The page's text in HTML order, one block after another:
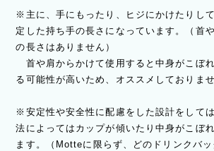
※主に、手にもったり、ヒジにかけたりし
定した持ち手の長さになっています。（首
の長さはありません）
首や肩からかけて使用すると中身がこぼ
る可能性が高いため、オススメしておりませ
※安定性や安全性に配慮をした設計をして
法によってはカップが傾いたり中身がこぼ
ます。（Motteに限らず、どのドリンクバ